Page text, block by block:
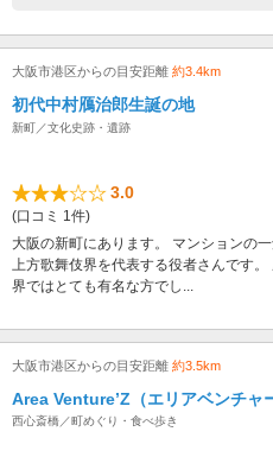
大阪市港区からの目安距離 約3.4km
初代中村鴈治郎生誕の地
新町／文化史跡・遺跡
3.0
(口コミ 1件)
大阪の新町にあります。 マンションの
上方歌舞伎界を代表する役者さんです
界ではとても有名な方でし...
大阪市港区からの目安距離 約3.5km
Area Venture’Z（エリアベンチャ
西心斎橋／町めぐり・食べ歩き